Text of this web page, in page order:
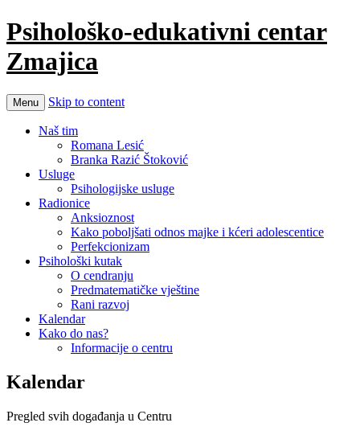
Psihološko-edukativni centar
Zmajica
Menu Skip to content
Naš tim
Romana Lesić
Branka Razić Štoković
Usluge
Psihologijske usluge
Radionice
Anksioznost
Kako poboljšati odnos majke i kćeri adolescentice
Perfekcionizam
Psihološki kutak
O cendranju
Predmatematičke vještine
Rani razvoj
Kalendar
Kako do nas?
Informacije o centru
Kalendar
Pregled svih događanja u Centru